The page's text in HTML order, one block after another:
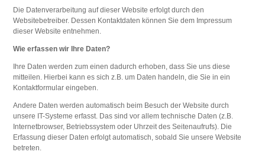
Die Datenverarbeitung auf dieser Website erfolgt durch den
Websitebetreiber. Dessen Kontaktdaten können Sie dem Impressum
dieser Website entnehmen.
Wie erfassen wir Ihre Daten?
Ihre Daten werden zum einen dadurch erhoben, dass Sie uns diese
mitteilen. Hierbei kann es sich z.B. um Daten handeln, die Sie in ein
Kontaktformular eingeben.
Andere Daten werden automatisch beim Besuch der Website durch
unsere IT-Systeme erfasst. Das sind vor allem technische Daten (z.B.
Internetbrowser, Betriebssystem oder Uhrzeit des Seitenaufrufs). Die
Erfassung dieser Daten erfolgt automatisch, sobald Sie unsere Website
betreten.